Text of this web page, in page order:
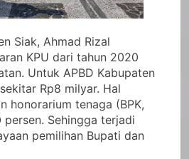
Siak, Ahmad Rizal
KPU dari tahun 2020
Untuk APBD Kabupaten
Rp8 milyar. Hal
honorarium tenaga (BPK,
persen. Sehingga terjadi
pemilihan Bupati dan